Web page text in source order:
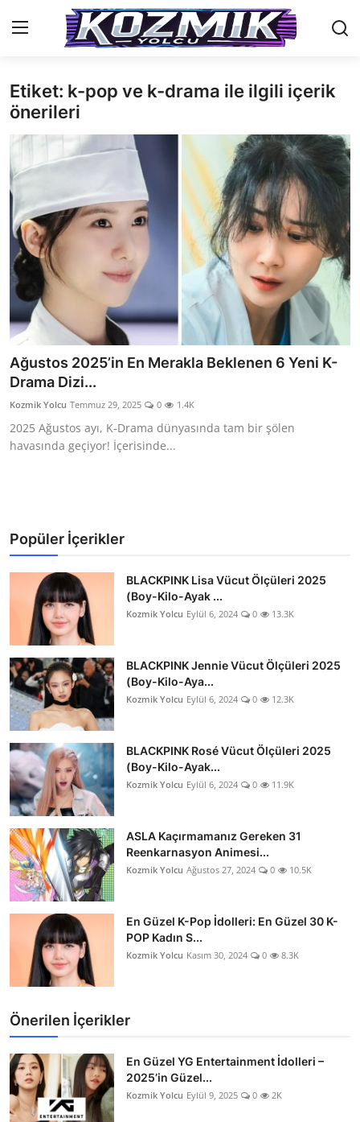
Anasayfa
İletişim
Genel
Anime Önerileri
Kore Dünyası
Anime Karakterleri
Anime
Dizi & Film
Testler
Etiket: k-pop ve k-drama ile ilgili içerik
önerileri
Ağustos 2025’in En Merakla Beklenen 6 Yeni K-
Drama Dizi...
Kozmik Yolcu Temmuz 29, 2025 0 1.4K
2025 Ağustos ayı, K-Drama dünyasında tam bir şölen
havasında geçiyor! İçerisinde...
Popüler İçerikler
BLACKPINK Lisa Vücut Ölçüleri 2025
(Boy-Kilo-Ayak ...
Kozmik Yolcu Eylül 6, 2024 0 13.3K
BLACKPINK Jennie Vücut Ölçüleri 2025
(Boy-Kilo-Aya...
Kozmik Yolcu Eylül 6, 2024 0 12.3K
BLACKPINK Rosé Vücut Ölçüleri 2025
(Boy-Kilo-Ayak...
Kozmik Yolcu Eylül 6, 2024 0 11.9K
ASLA Kaçırmamanız Gereken 31
Reenkarnasyon Animesi...
Kozmik Yolcu Ağustos 27, 2024 0 10.5K
En Güzel K-Pop İdolleri: En Güzel 30 K-
POP Kadın S...
Kozmik Yolcu Kasım 30, 2024 0 8.3K
Önerilen İçerikler
En Güzel YG Entertainment İdolleri –
2025’in Güzel...
Kozmik Yolcu Eylül 9, 2025 0 2K